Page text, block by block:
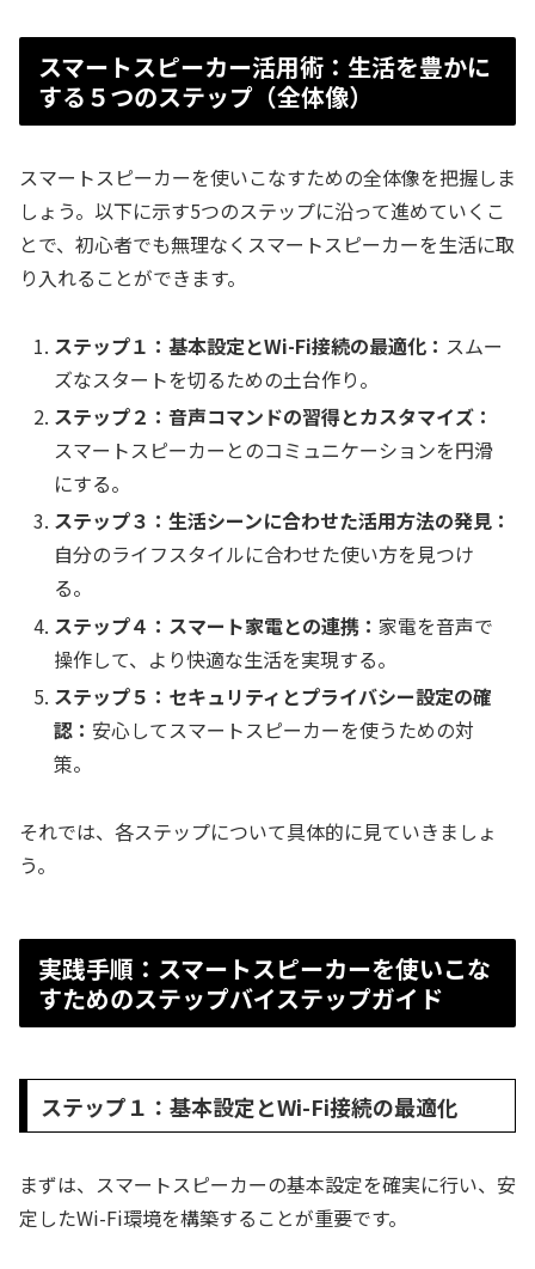
スマートスピーカー活用術：生活を豊かに
する５つのステップ（全体像）
スマートスピーカーを使いこなすための全体像を把握しま
しょう。以下に示す5つのステップに沿って進めていくこ
とで、初心者でも無理なくスマートスピーカーを生活に取
り入れることができます。
ステップ１：基本設定とWi-Fi接続の最適化： スムー
ズなスタートを切るための土台作り。
ステップ２：音声コマンドの習得とカスタマイズ：
スマートスピーカーとのコミュニケーションを円滑
にする。
ステップ３：生活シーンに合わせた活用方法の発見：
自分のライフスタイルに合わせた使い方を見つけ
る。
ステップ４：スマート家電との連携： 家電を音声で
操作して、より快適な生活を実現する。
ステップ５：セキュリティとプライバシー設定の確
認： 安心してスマートスピーカーを使うための対
策。
それでは、各ステップについて具体的に見ていきましょ
う。
実践手順：スマートスピーカーを使いこな
すためのステップバイステップガイド
ステップ１：基本設定とWi-Fi接続の最適化
まずは、スマートスピーカーの基本設定を確実に行い、安
定したWi-Fi環境を構築することが重要です。